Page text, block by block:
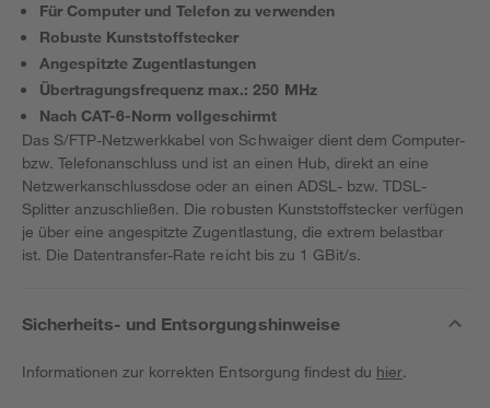
Für Computer und Telefon zu verwenden
Robuste Kunststoffstecker
Angespitzte Zugentlastungen
Übertragungsfrequenz max.: 250 MHz
Nach CAT-6-Norm vollgeschirmt
Das S/FTP-Netzwerkkabel von Schwaiger dient dem Computer-
bzw. Telefonanschluss und ist an einen Hub, direkt an eine
Netzwerkanschlussdose oder an einen ADSL- bzw. TDSL-
Splitter anzuschließen. Die robusten Kunststoffstecker verfügen
je über eine angespitzte Zugentlastung, die extrem belastbar
ist. Die Datentransfer-Rate reicht bis zu 1 GBit/s.
Sicherheits- und Entsorgungshinweise
Informationen zur korrekten Entsorgung findest du hier.